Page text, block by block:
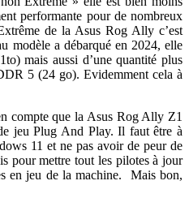
performante pour de nombreux
de la Asus Rog Ally c’est
modèle a débarqué en 2024, elle
mais aussi d’une quantité plus
5 (24 go). Evidemment cela à
compte que la Asus Rog Ally Z1
jeu Plug And Play. Il faut être à
11 et ne pas avoir de peur de
pour mettre tout les pilotes à jour
en jeu de la machine. Mais bon,